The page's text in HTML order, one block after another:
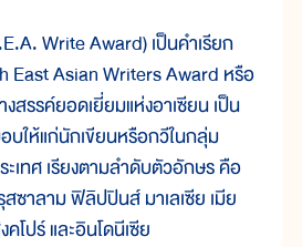
Write Award) เป็นคำเรียก
East Asian Writers Award หรือ
สรรค์ยอดเยี่ยมแห่งอาเซียน เป็น
ให้แก่นักเขียนหรือกวีในกลุ่ม
ะเทศ เรียงตามลำดับตัวอักษร คือ
ซาลาม ฟิลิปปินส์ มาเลเซีย เมีย
โปร์ และอินโดนีเซีย